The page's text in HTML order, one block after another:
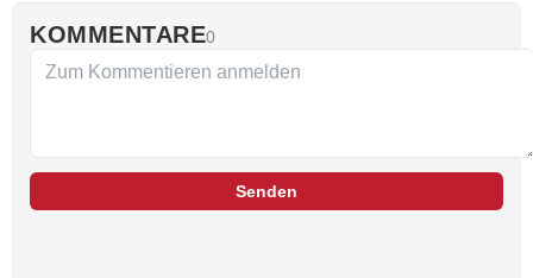
KOMMENTARE0
Senden